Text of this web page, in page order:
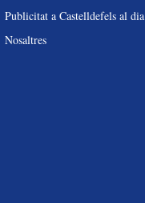
Publicitat a Castelldefels al dia
Nosaltres